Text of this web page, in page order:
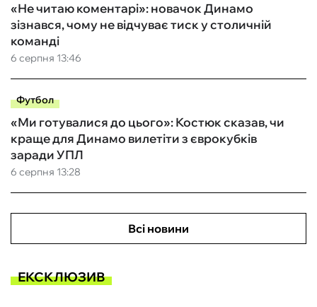
6 серпня 13:46
«Не читаю коментарі»: новачок Динамо
зізнався, чому не відчуває тиск у столичній
команді
Футбол
6 серпня 13:28
«Ми готувалися до цього»: Костюк сказав, чи
краще для Динамо вилетіти з єврокубків
заради УПЛ
Всі новини
ЕКСКЛЮЗИВ